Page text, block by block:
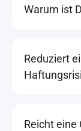
Warum ist
Reduziert
Reicht eine